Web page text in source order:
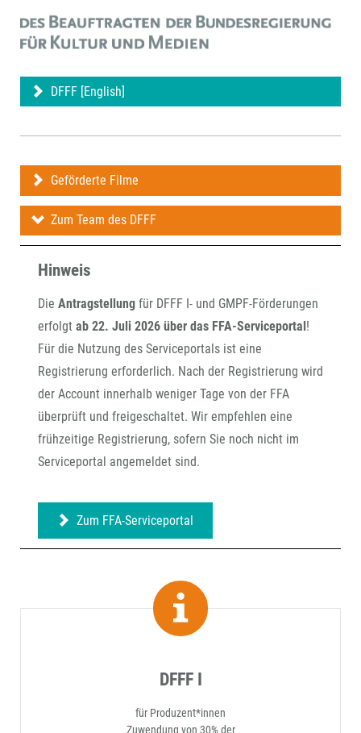
DFFF [English]
Geförderte Filme
Zum Team des DFFF
Hinweis
Die Antragstellung für DFFF I- und GMPF-Förderungen
erfolgt ab 22. Juli 2026 über das FFA-Serviceportal !
Für die Nutzung des Serviceportals ist eine
Registrierung erforderlich. Nach der Registrierung wird
der Account innerhalb weniger Tage von der FFA
überprüft und freigeschaltet. Wir empfehlen eine
frühzeitige Registrierung, sofern Sie noch nicht im
Serviceportal angemeldet sind.
Zum FFA-Serviceportal
DFFF I
für Produzent*innen